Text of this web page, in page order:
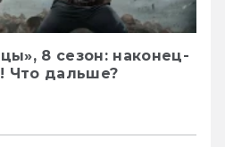
8 сезон: наконец-
Что дальше?